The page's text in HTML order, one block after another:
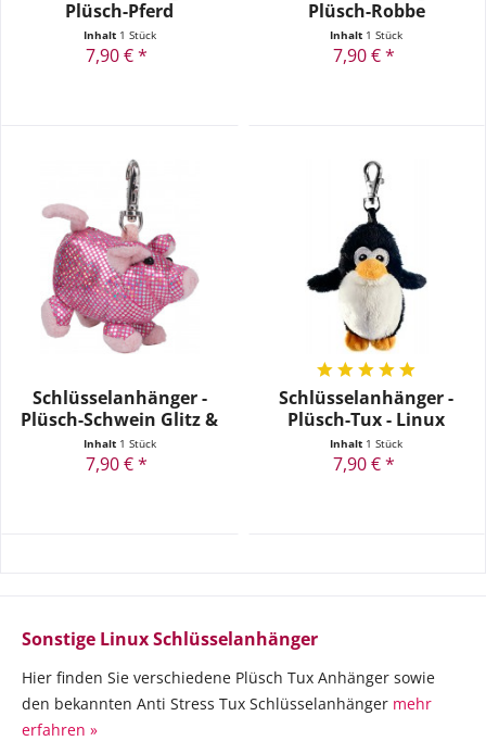
Plüsch-Pferd
Inhalt 1 Stück
7,90 € *
Plüsch-Robbe
Inhalt 1 Stück
7,90 € *
Schlüsselanhänger -
Plüsch-Schwein Glitz &
Glamour
Inhalt 1 Stück
7,90 € *
Schlüsselanhänger -
Plüsch-Tux - Linux
Pinguin
Inhalt 1 Stück
7,90 € *
Sonstige Linux Schlüsselanhänger
Hier finden Sie verschiedene Plüsch Tux Anhänger sowie
den bekannten Anti Stress Tux Schlüsselanhänger mehr
erfahren »